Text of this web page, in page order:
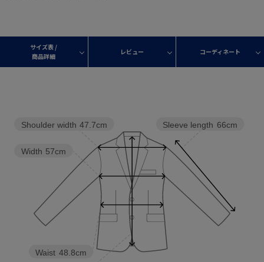
サイズ表 /
商品詳細
レビュー コーディネート
Sleeve length 66cm
Waist 48.8cm
Width 57cm
Shoulder width 47.7cm